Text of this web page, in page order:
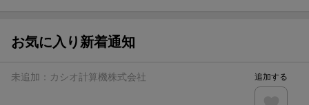
お気に入り新着通知
未追加： カシオ計算機株式会社 追加する